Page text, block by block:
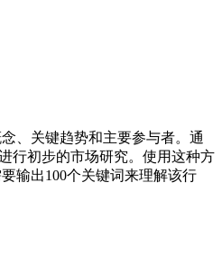
、关键趋势和主要参与者。通
行初步的市场研究。使用这种方
输出100个关键词来理解该行